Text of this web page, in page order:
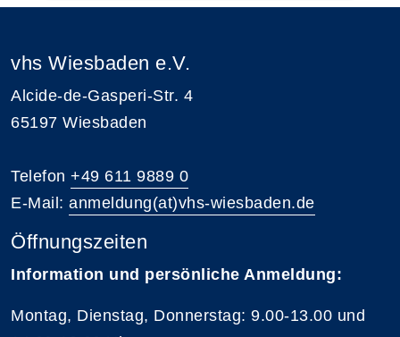
vhs Wiesbaden e.V.
Alcide-de-Gasperi-Str. 4
65197 Wiesbaden
Telefon +49 611 9889 0
E-Mail: anmeldung(at)vhs-wiesbaden.de
Öffnungszeiten
Information und persönliche Anmeldung:
Montag, Dienstag, Donnerstag: 9.00-13.00 und